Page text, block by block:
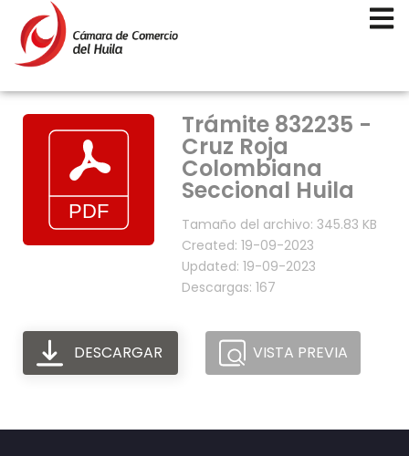
Trámite 832235 -
Cruz Roja
Colombiana
Seccional Huila
Tamaño del archivo: 345.83 KB
Created: 19-09-2023
Updated: 19-09-2023
Descargas: 167
DESCARGAR VISTA PREVIA